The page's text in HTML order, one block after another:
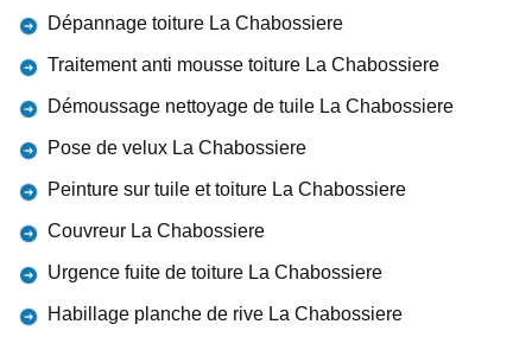
Dépannage toiture La Chabossiere
Traitement anti mousse toiture La Chabossiere
Démoussage nettoyage de tuile La Chabossiere
Pose de velux La Chabossiere
Peinture sur tuile et toiture La Chabossiere
Couvreur La Chabossiere
Urgence fuite de toiture La Chabossiere
Habillage planche de rive La Chabossiere